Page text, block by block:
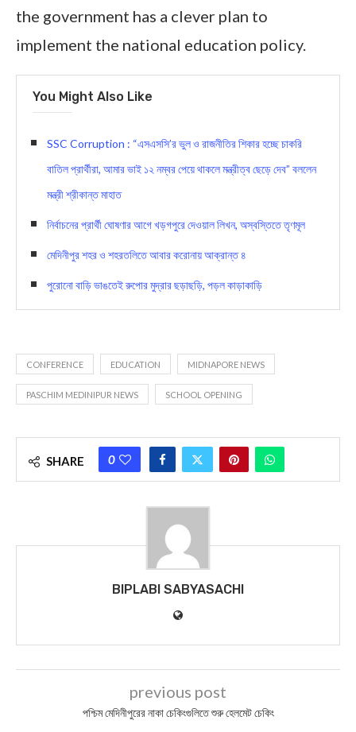
the government has a clever plan to
implement the national education policy.
You Might Also Like
SSC Corruption : “এসএসসি’র ভুল ও রাজনীতির শিকার হচ্ছে চাকরি
বাতিল প্রার্থীরা, আমার ভাই ১২ নম্বর পেয়ে থাকলে মন্ত্রীত্ব ছেড়ে দেব” বললেন
মন্ত্রী শ্রীকান্ত মাহাত
নির্বাচনের প্রার্থী ঘোষণার আগে খড়গপুরে দেওয়াল লিখন, অস্বস্তিতে তৃণমূল
মেদিনীপুর শহর ও শহরতলিতে আবার করোনায় আক্রান্ত ৪
পুরোনো বাড়ি ভাঙতেই রুপোর মুদ্রার ছড়াছড়ি, পড়ল কাড়াকাড়ি
CONFERENCE EDUCATION MIDNAPORE NEWS
PASCHIM MEDINIPUR NEWS SCHOOL OPENING
SHARE 0
BIPLABI SABYASACHI
previous post
পশ্চিম মেদিনীপুরের নাকা চেকিংগুলিতে শুরু হেলমেট চেকিং